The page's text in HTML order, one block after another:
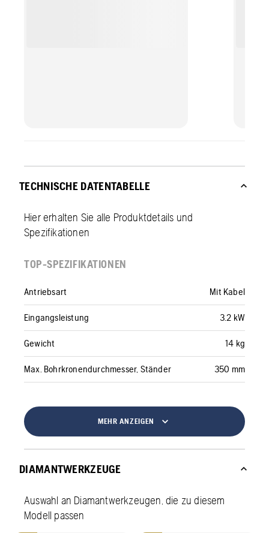
TECHNISCHE DATENTABELLE
Hier erhalten Sie alle Produktdetails und
Spezifikationen
TOP-SPEZIFIKATIONEN
Antriebsart Mit Kabel
Eingangsleistung 3.2 kW
Gewicht 14 kg
Max. Bohrkronendurchmesser, Ständer 350 mm
MEHR ANZEIGEN
DIAMANTWERKZEUGE
Auswahl an Diamantwerkzeugen, die zu diesem
Modell passen